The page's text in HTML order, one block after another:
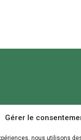
Gérer le
nous utilisons